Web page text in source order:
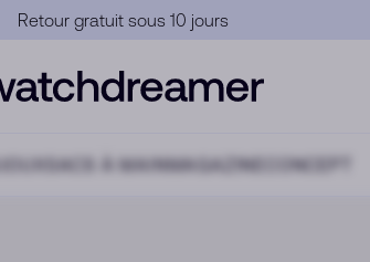
Garantie Officielle
SACS À MAINMAGAZINE CONCEPT